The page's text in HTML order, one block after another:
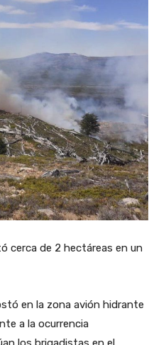
cerca de 2 hectáreas en un
en la zona avión hidrante
a la ocurrencia